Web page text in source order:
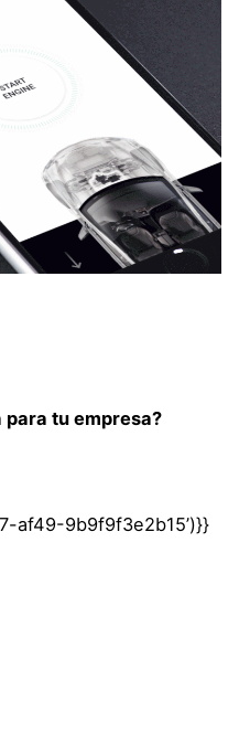
para tu empresa?
af49-9b9f9f3e2b15’)}}